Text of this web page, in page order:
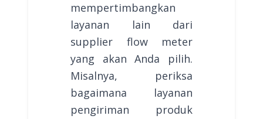
mempertimbangkan
layanan lain dari
supplier flow meter
yang akan Anda pilih.
Misalnya, periksa
bagaimana layanan
pengiriman produk